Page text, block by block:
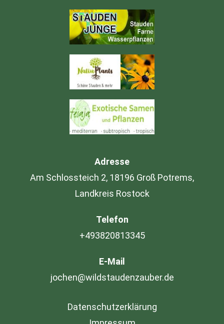
Adresse
Am Schlossteich 2, 18196 Groß Potrems,
Landkreis Rostock
Telefon
+493820813345
E-Mail
jochen@wildstaudenzauber.de
Datenschutzerklärung